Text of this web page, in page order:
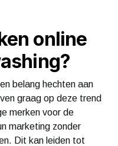
online
belang hechten aan
graag op deze trend
merken voor de
marketing zonder
Dit kan leiden tot